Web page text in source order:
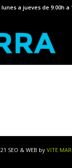
a jueves de 9:00h a
SEO & WEB byVITE